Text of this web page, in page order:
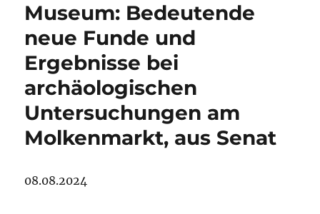
Museum: Bedeutende
neue Funde und
Ergebnisse bei
archäologischen
Untersuchungen am
Molkenmarkt, aus Senat
08.08.2024